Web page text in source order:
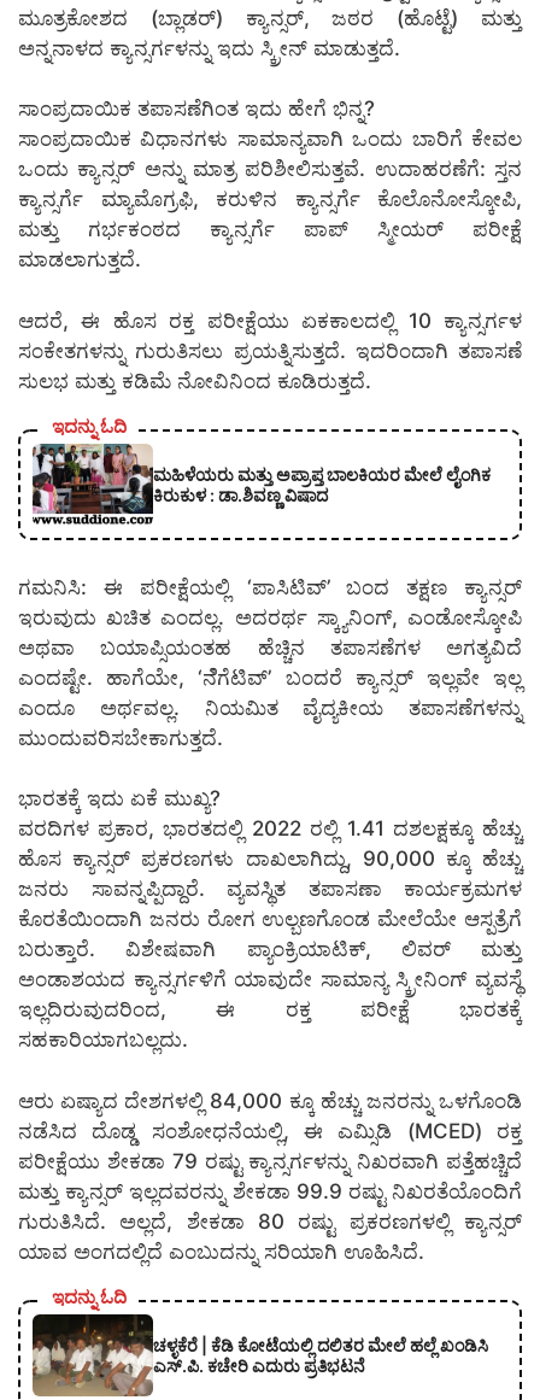
ಮೂತ್ರಕೋಶದ (ಬ್ಲಾಡರ್) ಕ್ಯಾನ್ಸರ್, ಜಠರ (ಹೊಟ್ಟೆ) ಮತ್ತು
ಅನ್ನನಾಳದ ಕ್ಯಾನ್ಸರ್ಗಳನ್ನು ಇದು ಸ್ಕ್ರೀನ್ ಮಾಡುತ್ತದೆ.
ಸಾಂಪ್ರದಾಯಿಕ ತಪಾಸಣೆಗಿಂತ ಇದು ಹೇಗೆ ಭಿನ್ನ?
ಸಾಂಪ್ರದಾಯಿಕ ವಿಧಾನಗಳು ಸಾಮಾನ್ಯವಾಗಿ ಒಂದು ಬಾರಿಗೆ ಕೇವಲ
ಒಂದು ಕ್ಯಾನ್ಸರ್ ಅನ್ನು ಮಾತ್ರ ಪರಿಶೀಲಿಸುತ್ತವೆ. ಉದಾಹರಣೆಗೆ: ಸ್ತನ
ಕ್ಯಾನ್ಸರ್ಗೆ ಮ್ಯಾಮೊಗ್ರಫಿ, ಕರುಳಿನ ಕ್ಯಾನ್ಸರ್ಗೆ ಕೊಲೊನೋಸ್ಕೋಪಿ,
ಮತ್ತು ಗರ್ಭಕಂಠದ ಕ್ಯಾನ್ಸರ್ಗೆ ಪಾಪ್ ಸ್ಮೀಯರ್ ಪರೀಕ್ಷೆ
ಮಾಡಲಾಗುತ್ತದೆ.
ಆದರೆ, ಈ ಹೊಸ ರಕ್ತ ಪರೀಕ್ಷೆಯು ಏಕಕಾಲದಲ್ಲಿ 10 ಕ್ಯಾನ್ಸರ್ಗಳ
ಸಂಕೇತಗಳನ್ನು ಗುರುತಿಸಲು ಪ್ರಯತ್ನಿಸುತ್ತದೆ. ಇದರಿಂದಾಗಿ ತಪಾಸಣೆ
ಸುಲಭ ಮತ್ತು ಕಡಿಮೆ ನೋವಿನಿಂದ ಕೂಡಿರುತ್ತದೆ.
ಇದನ್ನು ಓದಿ
ಮಹಿಳೆಯರು ಮತ್ತು ಅಪ್ರಾಪ್ತ ಬಾಲಕಿಯರ ಮೇಲೆ ಲೈಂಗಿಕ
ಕಿರುಕುಳ : ಡಾ.ಶಿವಣ್ಣ ವಿಷಾದ
ಗಮನಿಸಿ: ಈ ಪರೀಕ್ಷೆಯಲ್ಲಿ ‘ಪಾಸಿಟಿವ್’ ಬಂದ ತಕ್ಷಣ ಕ್ಯಾನ್ಸರ್
ಇರುವುದು ಖಚಿತ ಎಂದಲ್ಲ. ಅದರರ್ಥ ಸ್ಕ್ಯಾನಿಂಗ್, ಎಂಡೋಸ್ಕೋಪಿ
ಅಥವಾ ಬಯಾಪ್ಸಿಯಂತಹ ಹೆಚ್ಚಿನ ತಪಾಸಣೆಗಳ ಅಗತ್ಯವಿದೆ
ಎಂದಷ್ಟೇ. ಹಾಗೆಯೇ, ‘ನೆೆಗೆಟಿವ್’ ಬಂದರೆ ಕ್ಯಾನ್ಸರ್ ಇಲ್ಲವೇ ಇಲ್ಲ
ಎಂದೂ ಅರ್ಥವಲ್ಲ. ನಿಯಮಿತ ವೈದ್ಯಕೀಯ ತಪಾಸಣೆಗಳನ್ನು
ಮುಂದುವರಿಸಬೇಕಾಗುತ್ತದೆ.
ಭಾರತಕ್ಕೆ ಇದು ಏಕೆ ಮುಖ್ಯ?
ವರದಿಗಳ ಪ್ರಕಾರ, ಭಾರತದಲ್ಲಿ 2022 ರಲ್ಲಿ 1.41 ದಶಲಕ್ಷಕ್ಕೂ ಹೆಚ್ಚು
ಹೊಸ ಕ್ಯಾನ್ಸರ್ ಪ್ರಕರಣಗಳು ದಾಖಲಾಗಿದ್ದು, 90,000 ಕ್ಕೂ ಹೆಚ್ಚು
ಜನರು ಸಾವನ್ನಪ್ಪಿದ್ದಾರೆ. ವ್ಯವಸ್ಥಿತ ತಪಾಸಣಾ ಕಾರ್ಯಕ್ರಮಗಳ
ಕೊರತೆಯಿಂದಾಗಿ ಜನರು ರೋಗ ಉಲ್ಬಣಗೊಂಡ ಮೇಲೆಯೇ ಆಸ್ಪತ್ರೆಗೆ
ಬರುತ್ತಾರೆ. ವಿಶೇಷವಾಗಿ ಪ್ಯಾಂಕ್ರಿಯಾಟಿಕ್, ಲಿವರ್ ಮತ್ತು
ಅಂಡಾಶಯದ ಕ್ಯಾನ್ಸರ್ಗಳಿಗೆ ಯಾವುದೇ ಸಾಮಾನ್ಯ ಸ್ಕ್ರೀನಿಂಗ್ ವ್ಯವಸ್ಥೆ
ಇಲ್ಲದಿರುವುದರಿಂದ, ಈ ರಕ್ತ ಪರೀಕ್ಷೆ ಭಾರತಕ್ಕೆ
ಸಹಕಾರಿಯಾಗಬಲ್ಲದು.
ಆರು ಏಷ್ಯಾದ ದೇಶಗಳಲ್ಲಿ 84,000 ಕ್ಕೂ ಹೆಚ್ಚು ಜನರನ್ನು ಒಳಗೊಂಡಿ
ನಡೆಸಿದ ದೊಡ್ಡ ಸಂಶೋಧನೆಯಲ್ಲಿ, ಈ ಎಮ್ಸಿಡಿ (MCED) ರಕ್ತ
ಪರೀಕ್ಷೆಯು ಶೇಕಡಾ 79 ರಷ್ಟು ಕ್ಯಾನ್ಸರ್ಗಳನ್ನು ನಿಖರವಾಗಿ ಪತ್ತೆಹಚ್ಚಿದೆ
ಮತ್ತು ಕ್ಯಾನ್ಸರ್ ಇಲ್ಲದವರನ್ನು ಶೇಕಡಾ 99.9 ರಷ್ಟು ನಿಖರತೆಯೊಂದಿಗೆ
ಗುರುತಿಸಿದೆ. ಅಲ್ಲದೆ, ಶೇಕಡಾ 80 ರಷ್ಟು ಪ್ರಕರಣಗಳಲ್ಲಿ ಕ್ಯಾನ್ಸರ್
ಯಾವ ಅಂಗದಲ್ಲಿದೆ ಎಂಬುದನ್ನು ಸರಿಯಾಗಿ ಊಹಿಸಿದೆ.
ಇದನ್ನು ಓದಿ
ಚಳ್ಳಕೆರೆ | ಕೆಡಿ ಕೋಟೆಯಲ್ಲಿ ದಲಿತರ ಮೇಲೆ ಹಲ್ಲೆ ಖಂಡಿಸಿ
ಎಸ್.ಪಿ. ಕಚೇರಿ ಎದುರು ಪ್ರತಿಭಟನೆ